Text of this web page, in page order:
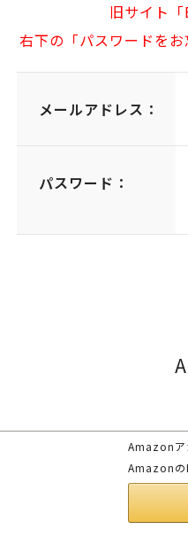
旧サイト
右下の「パスワードを
メールアドレス：
パスワード：
Amazonア
Amazonの